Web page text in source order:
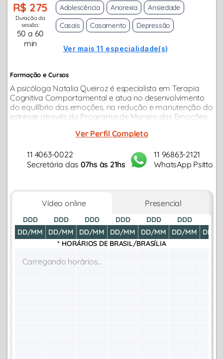
R$ 275
Duração da
sessão:
50 a 60
min
Adolescência Anorexia
Ansiedade
Casais
Casamento Depressão
Ver mais 11 especialidade(s)
Formação e Cursos
A psicóloga Natalia Queiroz é especialista em Terapia
Cognitiva Comportamental e atua no desenvolvimento
do equilíbrio das emoções, na redução e manutenção do
estresse através do Programa de Manejo das Emoções,
Individual, Terapia de Casal...Ver Perfil Completo
11 4063-0022
Secretária das 07hs às 21hs
11 96863-2121
WhatsApp Psitto
Vídeo online Presencial
DDD
DD/MM
DDD
DD/MM
DDD
DD/MM
DDD
DD/MM
DDD
DD/MM
DDD
DD/MM
DD/
* HORÁRIOS DE BRASIL/BRASÍLIA
Carregando horários...